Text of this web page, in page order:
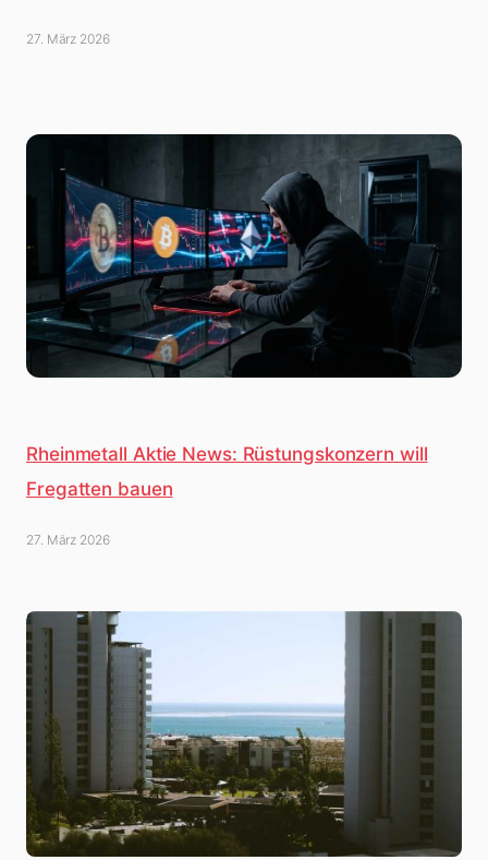
27. März 2026
Rheinmetall Aktie News: Rüstungskonzern will
Fregatten bauen
27. März 2026